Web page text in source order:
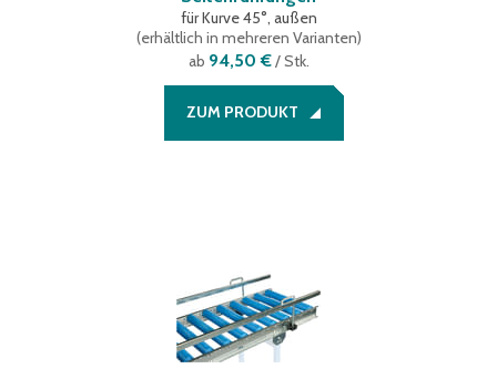
für Kurve 45°, außen
(erhältlich in mehreren Varianten)
ab 94,50 €/ Stk.
ZUM PRODUKT